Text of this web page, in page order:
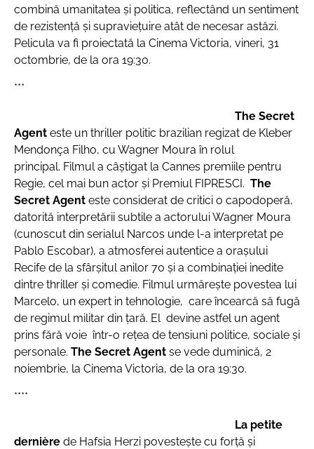
combină umanitatea și politica, reflectând un sentiment
de rezistență și supraviețuire atât de necesar astăzi.
Pelicula va fi proiectată la Cinema Victoria, vineri, 31
octombrie, de la ora 19:30.
***
The Secret
Agent este un thriller politic brazilian regizat de Kleber
Mendonça Filho, cu Wagner Moura în rolul
principal. Filmul a câștigat la Cannes premiile pentru
Regie, cel mai bun actor și Premiul FIPRESCI. The
Secret Agent este considerat de critici o capodoperă,
datorită interpretării subtile a actorului Wagner Moura
(cunoscut din serialul Narcos unde l-a interpretat pe
Pablo Escobar), a atmosferei autentice a orașului
Recife de la sfârșitul anilor 70 și a combinației inedite
dintre thriller și comedie. Filmul urmărește povestea lui
Marcelo, un expert in tehnologie, care încearcă să fugă
de regimul militar din țară. El devine astfel un agent
prins fără voie într-o rețea de tensiuni politice, sociale și
personale. The Secret Agent se vede duminică, 2
noiembrie, la Cinema Victoria, de la ora 19:30.
****
La petite
dernière de Hafsia Herzi povestește cu forță și